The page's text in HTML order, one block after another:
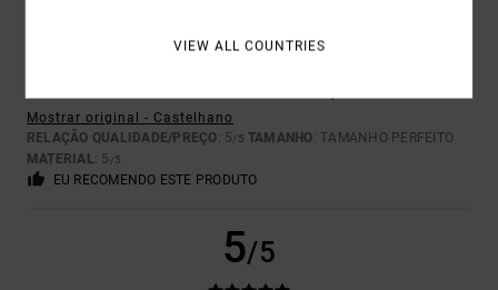
Mostrar original - Castelhano
RELAÇÃO QUALIDADE/PREÇO: 5/5 TAMANHO: TAMANHO PERFEITO
MATERIAL: 5 /5
EU RECOMENDO ESTE PRODUTO
5/5
VIEW ALL COUNTRIES